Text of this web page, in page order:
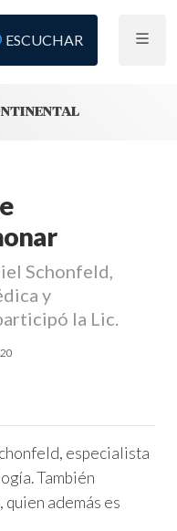
ESCUCHAR
Schonfeld,
y
la Lic.
especialista
También
además es